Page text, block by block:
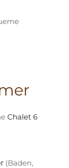
Chalet 6
(Baden,